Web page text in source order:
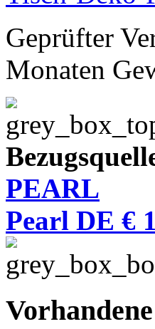
Geprüfter
Monaten
PEARL
Pearl DE €